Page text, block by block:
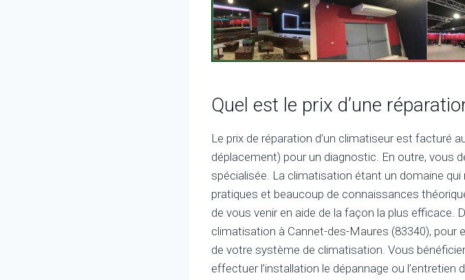
Quel est le prix d’une
Le prix de réparation d’un climatiseur est facturé
déplacement) pour un diagnostic. En outre, vous
spécialisée. La climatisation étant un domaine
pratiques et beaucoup de connaissances
de vous venir en aide de la façon la plus efficace.
climatisation à Cannet-des-Maures (83340), pour
de votre système de climatisation. Vous
effectuer l’installation le dépannage ou l’entretien